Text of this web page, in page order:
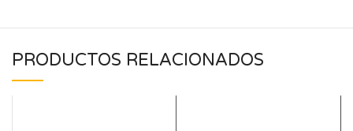
PRODUCTOS RELACIONADOS